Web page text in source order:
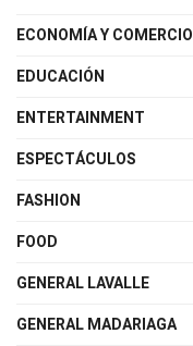
ECONOMÍA Y COMERCIO
EDUCACIÓN
ENTERTAINMENT
ESPECTÁCULOS
FASHION
FOOD
GENERAL LAVALLE
GENERAL MADARIAGA